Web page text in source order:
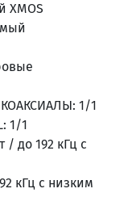
XMOS
1/1
1/1
/ до 192 кГц с
кГц с низким